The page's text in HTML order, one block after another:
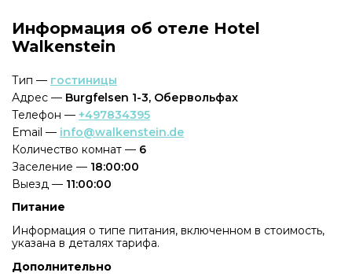
Информация об отеле Hotel
Walkenstein
Тип — гостиницы
Адрес — Burgfelsen 1-3, Обервольфах
Телефон — +497834395
Email — info@walkenstein.de
Количество комнат — 6
Заселение — 18:00:00
Выезд — 11:00:00
Питание
Информация о типе питания, включенном в стоимость,
указана в деталях тарифа.
Дополнительно